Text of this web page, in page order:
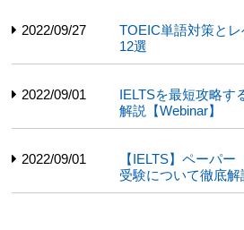
2022/09/27
TOEIC単語対策と
12選
2022/09/01
IELTSを最短攻略す
解説【Webinar】
2022/09/01
【IELTS】ペーパ
受験について徹底解